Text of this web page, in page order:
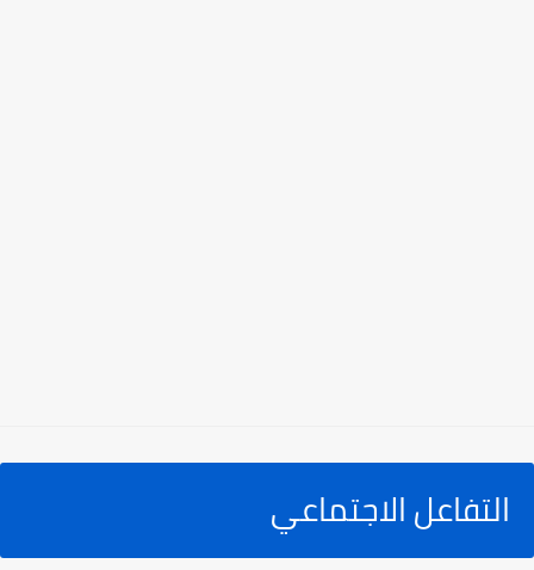
التفاعل الاجتماعي